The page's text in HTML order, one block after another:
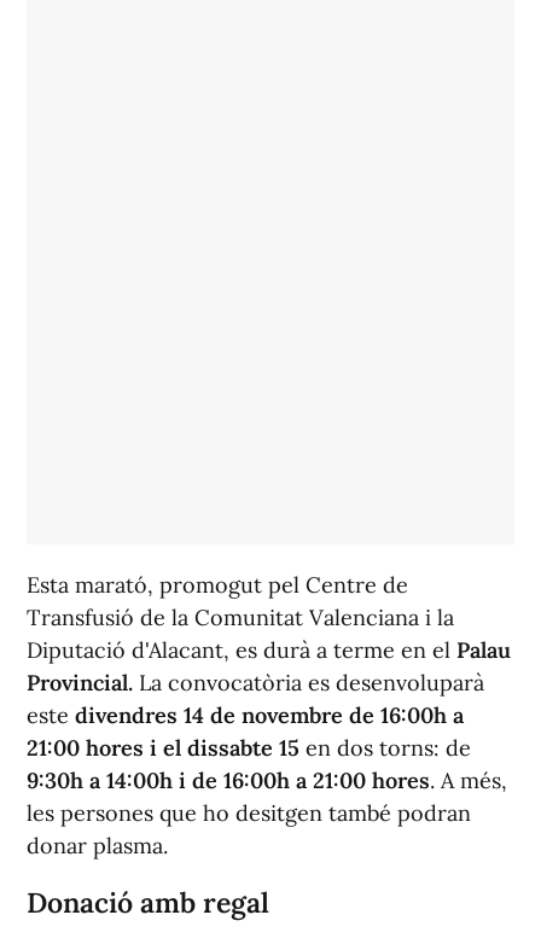
Esta marató, promogut pel Centre de
Transfusió de la Comunitat Valenciana i la
Diputació d'Alacant, es durà a terme en el Palau
Provincial. La convocatòria es desenvoluparà
este divendres 14 de novembre de 16:00h a
21:00 hores i el dissabte 15 en dos torns: de
9:30h a 14:00h i de 16:00h a 21:00 hores. A més,
les persones que ho desitgen també podran
donar plasma.
Donació amb regal